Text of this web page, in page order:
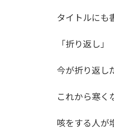
タイトルにも
「折り返し」
今が折り返し
これから寒く
咳をする人が